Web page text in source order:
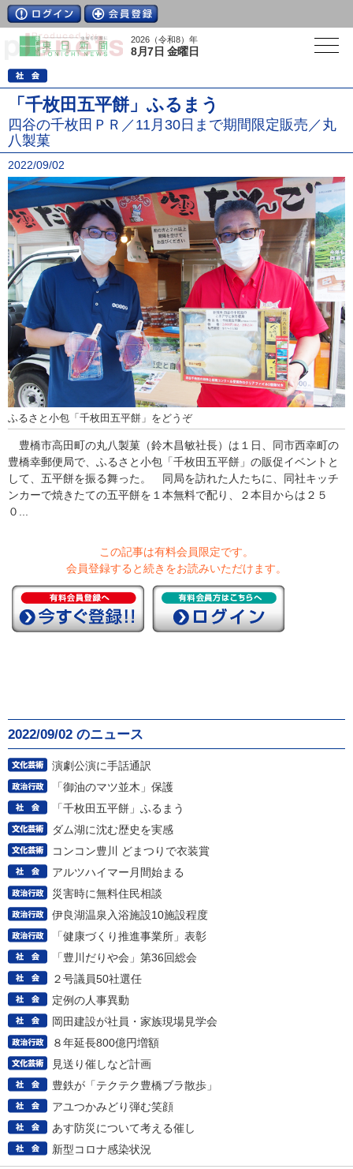
2026（令和8）年
8月7日 金曜日
「千枚田五平餅」ふるまう
四谷の千枚田ＰＲ／11月30日まで期間限定販売／丸
八製菓
2022/09/02
ふるさと小包「千枚田五平餅」をどうぞ
豊橋市高田町の丸八製菓（鈴木昌敏社長）は１日、同市西幸町の
豊橋幸郵便局で、ふるさと小包「千枚田五平餅」の販促イベントと
して、五平餅を振る舞った。 同局を訪れた人たちに、同社キッチ
ンカーで焼きたての五平餅を１本無料で配り、２本目からは２５
０...
この記事は有料会員限定です。
会員登録すると続きをお読みいただけます。
2022/09/02 のニュース
演劇公演に手話通訳
「御油のマツ並木」保護
「千枚田五平餅」ふるまう
ダム湖に沈む歴史を実感
コンコン豊川 どまつりで衣装賞
アルツハイマー月間始まる
災害時に無料住民相談
伊良湖温泉入浴施設10施設程度
「健康づくり推進事業所」表彰
「豊川だりや会」第36回総会
２号議員50社選任
定例の人事異動
岡田建設が社員・家族現場見学会
８年延長800億円増額
見送り催しなど計画
豊鉄が「テクテク豊橋ブラ散歩」
アユつかみどり弾む笑顔
あす防災について考える催し
新型コロナ感染状況